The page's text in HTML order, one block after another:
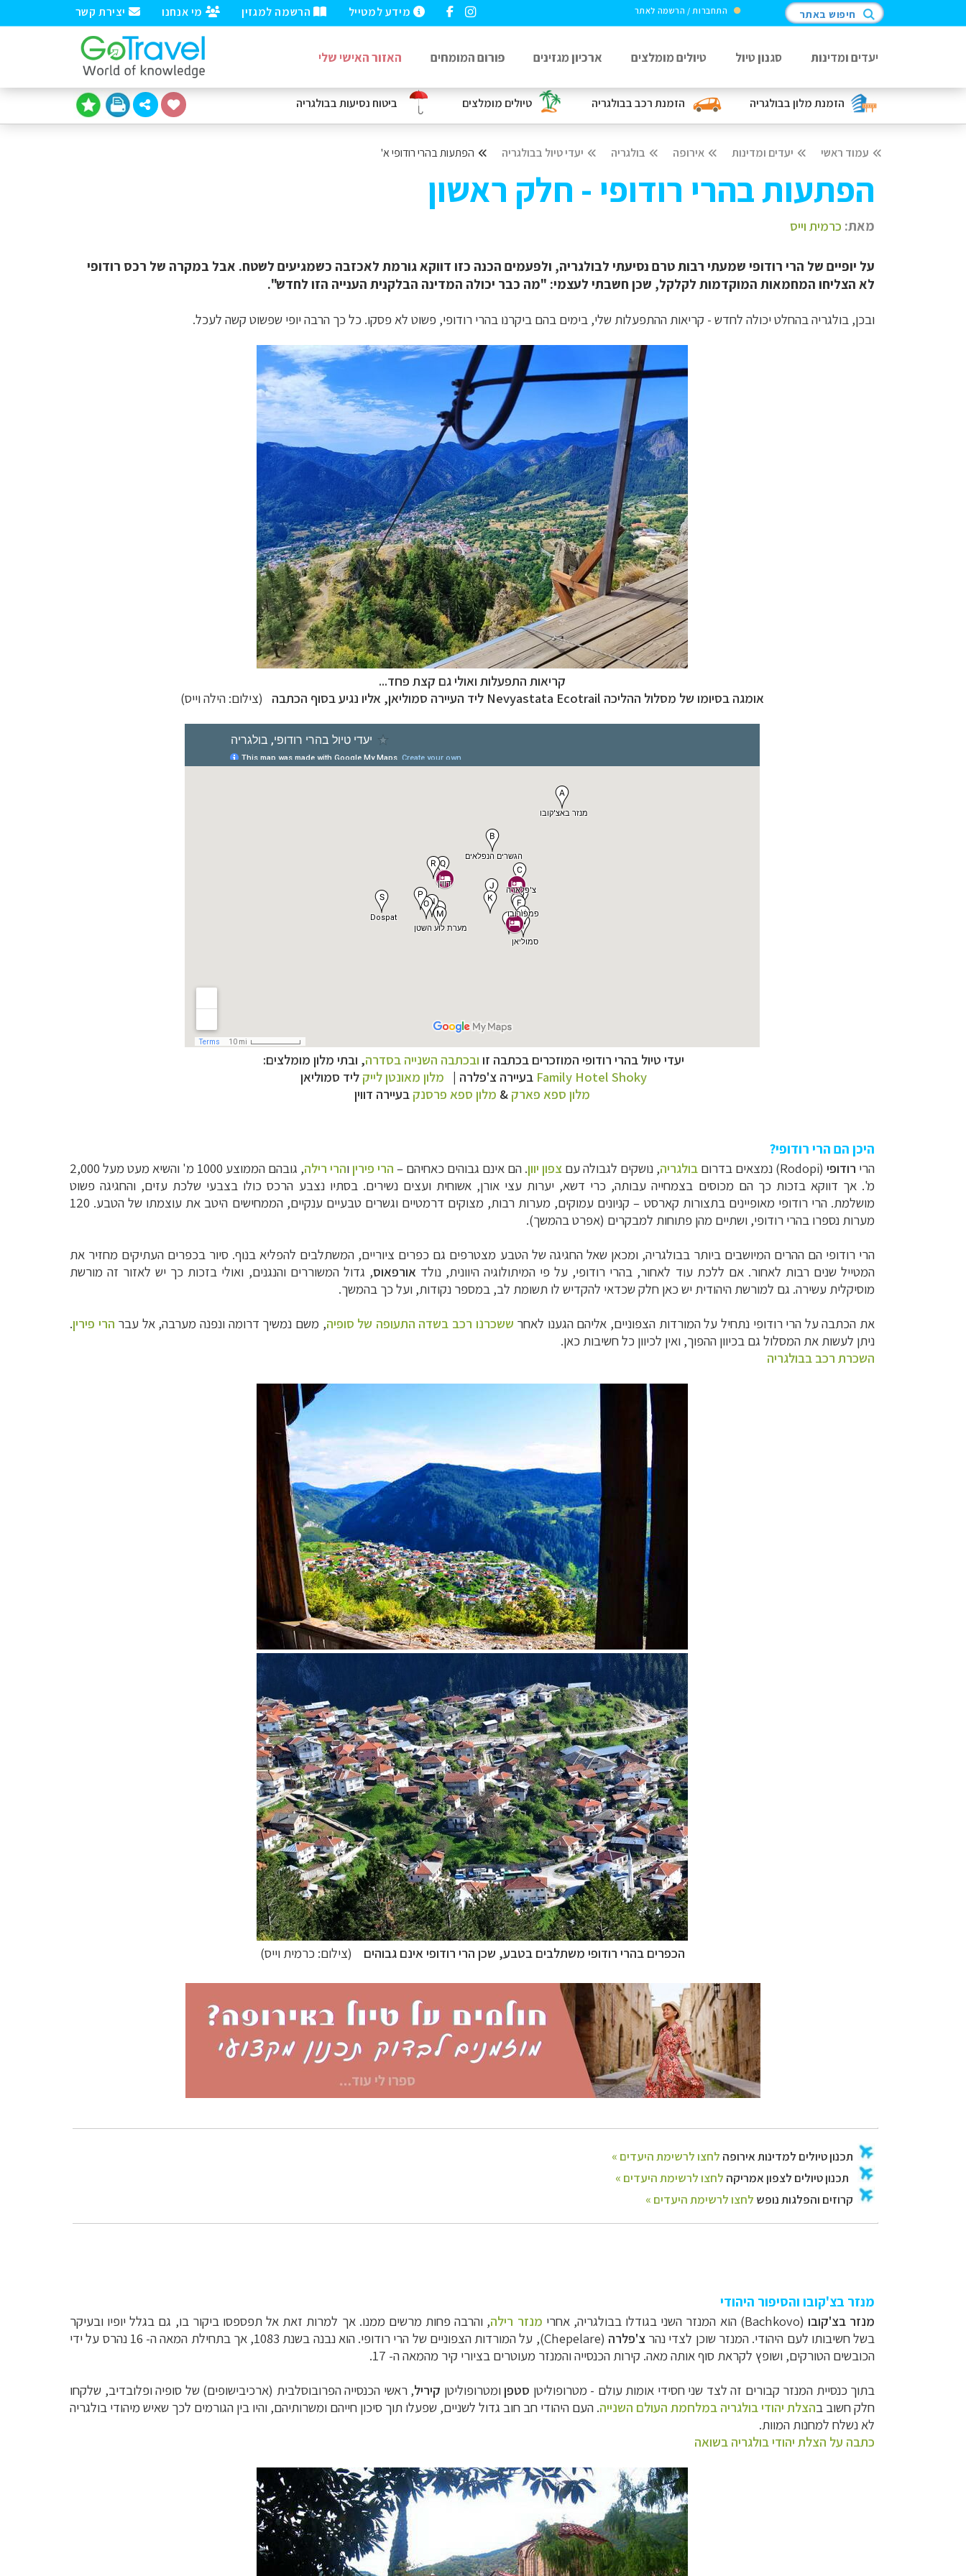
הזמנת מלוןבבולגריה הזמנת רכבבבולגריה טיולים מומלצים ביטוח נסיעותבבולגריה
יצירת קשר מי אנחנו הרשמה למגזין מידע למטייל התחברות / הרשמה לאתר חיפוש באתר
יעדים ומדינות סגנון טיול טיולים מומלצים ארכיון מגזינים פורום המומחים האזור האישי שלי
עמוד ראשי יעדים ומדינות אירופה בולגריה יעדי טיול בבולגריה הפתעות בהרי רודופי א'
הפתעות בהרי רודופי - חלק ראשון
מאת: כרמית וייס
על יופיים של הרי רודופי שמעתי רבות טרם נסיעתי לבולגריה, ולפעמים הכנה כזו דווקא גורמת לאכזבה כשמגיעים לשטח. אבל במקרה של רכס רודופי
לא הצליחו המחמאות המוקדמות לקלקל, שכן חשבתי לעצמי: "מה כבר יכולה המדינה הבלקנית הענייה הזו לחדש".
ובכן, בולגריה בהחלט יכולה לחדש - קריאות ההתפעלות שלי, בימים בהם ביקרנו בהרי רודופי, פשוט לא פסקו. כל כך הרבה יופי שפשוט קשה לעכל.
קריאות התפעלות ואולי גם קצת פחד...
אומגה בסיומו של מסלול ההליכה Nevyastata Ecotrail ליד העיירה סמוליאן, אליו נגיע בסוף הכתבה (צילום: הילה וייס)
יעדי טיול בהרי רודופי המוזכרים בכתבה זו ובכתבה השנייה בסדרה, ובתי מלון מומלצים:
Family Hotel Shoky בעיירה צ'פלרה | מלון מאונטן לייק ליד סמוליאן
מלון ספא פארק & מלון ספא פרסנק בעיירה דווין
היכן הם הרי רודופי?
הרי רודופי (
Rodopi) נמצאים בדרום בולגריה, נושקים לגבולה עם צפון יוון. הם אינם גבוהים כאחיהם – הרי פיריןוהרי רילה
, גובהם הממוצע 1000 מ' והשיא מעט מעל 2,000
מ'. אך דווקא בזכות כך הם מכוסים בצמחייה עבותה, כרי דשא, יערות עצי אורן, אשוחית ועצים נשירים. בסתיו נצבע הרכס כולו בצבעי שלכת עזים, והחגיגה פשוט
מושלמת.
הרי רודופי מאופיינים בתצורות קארסט – קניונים עמוקים, מערות רבות, מצוקים דרמטיים וגשרים טבעיים ענקיים, הממחישים היטב את עוצמתו של הטבע. 120
מערות נספרו בהרי רודופי, ושתיים מהן פתוחות למבקרים (אפרט בהמשך).
הרי רודופי הם ההרים המיושבים ביותר בבולגריה, ומכאן שאל החגיגה של הטבע מצטרפים גם כפרים ציוריים, המשתלבים להפליא בנוף. סיור בכפרים העתיקים מחזיר את
המטייל שנים רבות לאחור. אם ללכת עוד לאחור, בהרי רודופי, על פי המיתולוגיה היוונית, נולד אורפאוס, גדול המשוררים והנגנים, ואולי בזכות כך יש לאזור זה מורשת
מוסיקלית עשירה. גם למורשת היהודית יש כאן חלק שכדאי להקדיש לו תשומת לב, במספר נקודות, ועל כך בהמשך.
את הכתבה על הרי רודופי נתחיל על המורדות הצפוניים, אליהם הגענו לאחר ששכרנו רכב בשדה התעופה של סופיה, משם נמשיך דרומה ונפנה מערבה, אל עבר הרי פירין.
ניתן לעשות את המסלול גם בכיוון ההפוך, ואין לכיוון כל חשיבות כאן.
השכרת רכב בבולגריה
הכפרים בהרי רודופי משתלבים בטבע, שכן הרי רודופי אינם גבוהים (צילום: כרמית וייס)
טיולים למדינות אירופהלחצו לרשימת היעדים »
תכנוןטיולים לצפון אמריקהלחצו לרשימת היעדים »
קרוזים והפלגות נופשלחצו לרשימת היעדים »
מנזר בצ'קובו והסיפור היהודי
מנזרבצ'קובו (
Bachkovo) הוא המנזר השני בגודלו בבולגריה, אחרי מנזר רילה, והרבה פחות מרשים ממנו. אך למרות זאת אל תפספסו ביקור בו, גם בגלל יופיו ובעיקר
בשל חשיבותו לעם היהודי.המנזר שוכן לצדי נהרצ'פלרה (
Chepelare
), על המורדות הצפוניים של הרי רודופי. הוא נבנה בשנת 1083, אך בתחילת המאה ה- 16 נהרס על ידי
הכובשים הטורקים, ושופץ לקראת סוף אותה מאה. קירות הכנסייה והמנזר מעוטרים בציורי קיר מהמאה ה- 17.
בתוך כנסיית המנזר קבורים זה לצד שני חסידי אומות עולם - מטרופוליטן סטפןומטרופוליטן קיריל,ראשי הכנסייה הפרובוסלבית (ארכיבישופים) של סופיה ופלובדיב, שלקחו
חלק חשוב בהצלת יהודי בולגריה במלחמת העולם השנייה. העם היהודי חב חוב גדול לשניים, שפעלו תוך סיכון חייהם ומשרותיהם, והיו בין הגורמים לכך שאיש מיהודי בולגריה
לא נשלח למחנות המוות.
כתבה על הצלת יהודי בולגריה בשואה